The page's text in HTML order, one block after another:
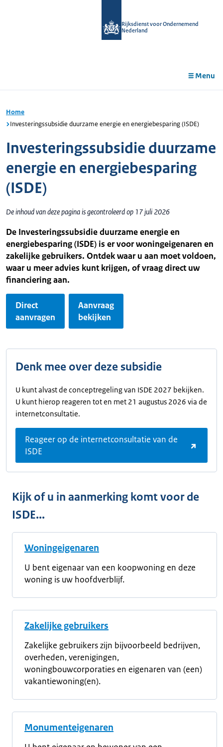
Rijksdienst voor Ondernemend
Nederland
Menu
Home
Investeringssubsidie duurzame energie en energiebesparing (ISDE)
Investeringssubsidie duurzame
energie en energiebesparing
(ISDE)
De inhoud van deze pagina is gecontroleerd op 17 juli 2026
De Investeringssubsidie duurzame energie en
energiebesparing (ISDE) is er voor woningeigenaren en
zakelijke gebruikers. Ontdek waar u aan moet voldoen,
waar u meer advies kunt krijgen, of vraag direct uw
financiering aan.
Direct
aanvragen
Aanvraag
bekijken
Denk mee over deze subsidie
U kunt alvast de conceptregeling van ISDE 2027 bekijken.
U kunt hierop reageren tot en met 21 augustus 2026 via de
internetconsultatie.
Reageer op de internetconsultatie van de
ISDE
Kijk of u in aanmerking komt voor de
ISDE...
Woningeigenaren
U bent eigenaar van een koopwoning en deze
woning is uw hoofdverblijf.
Zakelijke gebruikers
Zakelijke gebruikers zijn bijvoorbeeld bedrijven,
overheden, verenigingen,
woningbouwcorporaties en eigenaren van (een)
vakantiewoning(en).
Monumenteigenaren